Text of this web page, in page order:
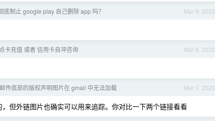
Mar 9, 2020
底制止 google play 自己删除 app 吗？
Mar 8, 2020
卡充值 或者 信用卡自冲咨询
Mar 7, 2020
件底部的版权声明图片在 gmail 中无法加载
但外链图片也确实可以用来追踪。你对比一下两个链接看看